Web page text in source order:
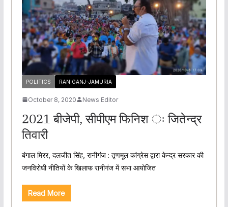
POLITICS RANIGANJ-JAMURIA
October 8, 2020 News Editor
2021 बीजेपी, सीपीएम फिनिश ः जितेन्द्र
तिवारी
बंगाल मिरर, दलजीत सिंह, रानीगंज : तृणमूल कांग्रेस द्वारा केन्द्र सरकार की
जनविरोधी नीतियों के खिलाफ रानीगंज में सभा आयोजित
Read More